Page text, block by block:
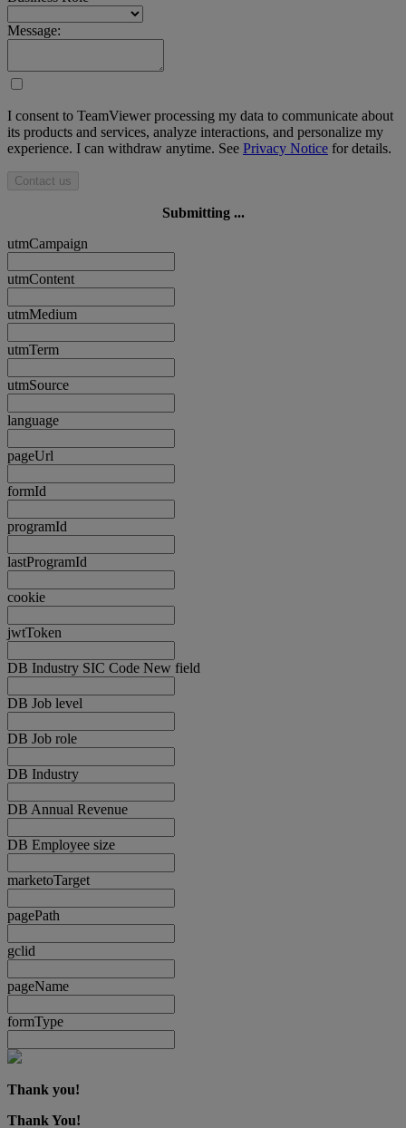
Message:
I consent to TeamViewer processing my data to communicate about
its products and services, analyze interactions, and personalize my
experience. I can withdraw anytime. See Privacy Notice for details.
Contact us
Submitting ...
utmCampaign
utmContent
utmMedium
utmTerm
utmSource
language
pageUrl
formId
programId
lastProgramId
cookie
jwtToken
DB Industry SIC Code New field
DB Job level
DB Job role
DB Industry
DB Annual Revenue
DB Employee size
marketoTarget
pagePath
gclid
pageName
formType
Thank you!
Thank You!